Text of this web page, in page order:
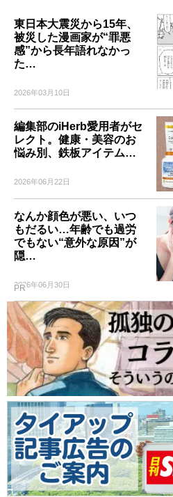
東日本大震災から15年、
被災した漫画家が“罪悪
感”から長年語れなかっ
た…
2026年03月10日
編集部のiHerb愛用者がセ
レクト。健康・美容のお
悩み別、鉄板アイテム…
2026年06月22日
なんか顔色が悪い、いつ
もだるい…年齢でも過労
でもない“意外な原因”が
隠…
2026年06月30日
PR